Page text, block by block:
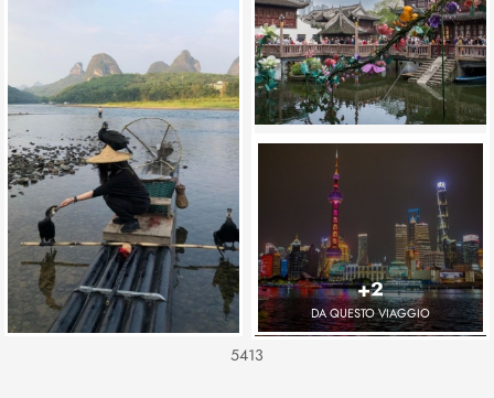
+2
DA QUESTO VIAGGIO
5413